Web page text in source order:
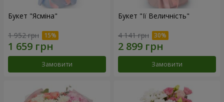
Букет "Ясміна"
1 952 грн
Замовити
Букет "Її Величність"
4 141 грн
Замовити